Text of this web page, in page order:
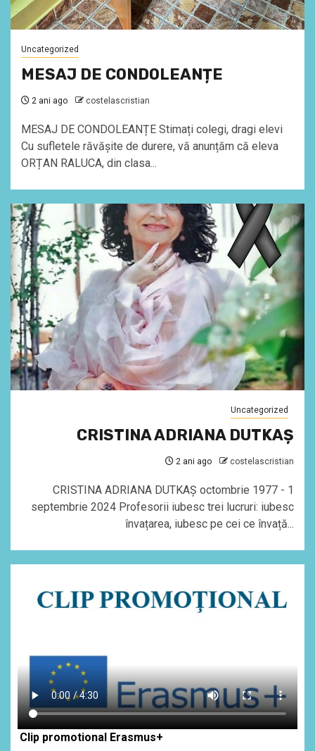
Uncategorized
MESAJ DE CONDOLEANȚE
2 ani ago costelascristian
MESAJ DE CONDOLEANȚE Stimați colegi, dragi elevi
Cu sufletele răvășite de durere, vă anunțăm că eleva
ORȚAN RALUCA, din clasa...
Uncategorized
CRISTINA ADRIANA DUTKAȘ
2 ani ago costelascristian
CRISTINA ADRIANA DUTKAȘ octombrie 1977 - 1
septembrie 2024 Profesorii iubesc trei lucruri: iubesc
învațarea, iubesc pe cei ce învață...
Clip promotional Erasmus+